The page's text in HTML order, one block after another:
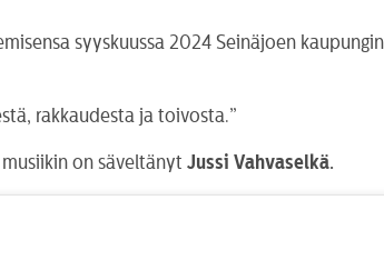
syyskuussa 2024 Seinäjoen
rakkaudesta ja toivosta.”
musiikin on säveltänytJussi Vahvaselkä.